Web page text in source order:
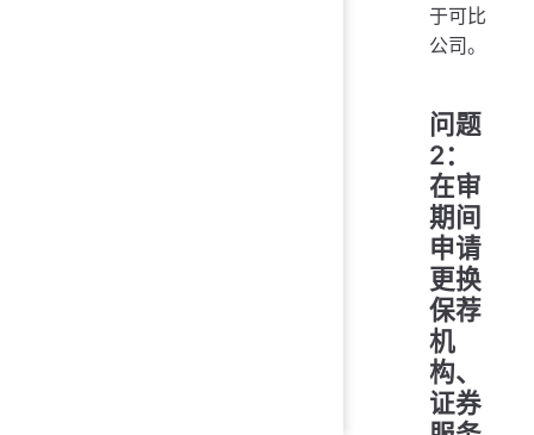
于可比
公司。
问题
2：
在审
期间
申请
更换
保荐
机
构、
证券